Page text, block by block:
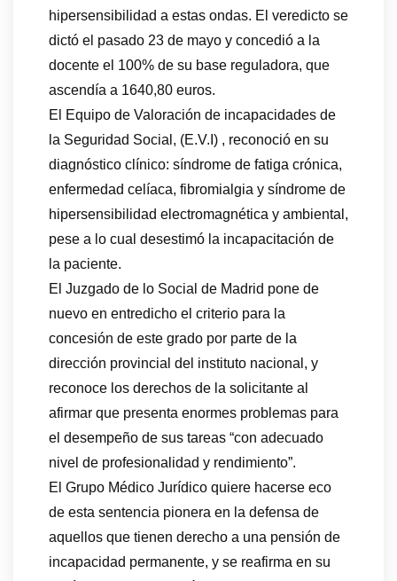
hipersensibilidad a estas ondas. El veredicto se
dictó el pasado 23 de mayo y concedió a la
docente el 100% de su base reguladora, que
ascendía a 1640,80 euros.
El Equipo de Valoración de incapacidades de
la Seguridad Social, (E.V.I) , reconoció en su
diagnóstico clínico: síndrome de fatiga crónica,
enfermedad celíaca, fibromialgia y síndrome de
hipersensibilidad electromagnética y ambiental,
pese a lo cual desestimó la incapacitación de
la paciente.
El Juzgado de lo Social de Madrid pone de
nuevo en entredicho el criterio para la
concesión de este grado por parte de la
dirección provincial del instituto nacional, y
reconoce los derechos de la solicitante al
afirmar que presenta enormes problemas para
el desempeño de sus tareas “con adecuado
nivel de profesionalidad y rendimiento”.
El Grupo Médico Jurídico quiere hacerse eco
de esta sentencia pionera en la defensa de
aquellos que tienen derecho a una pensión de
incapacidad permanente, y se reafirma en su